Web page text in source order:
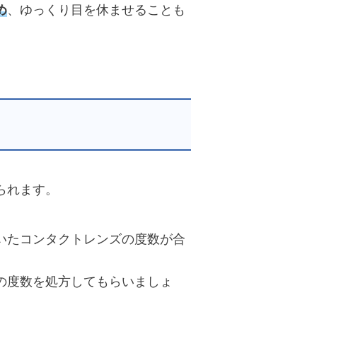
、ゆっくり目を休ませることも
ます。
たコンタクトレンズの度数が合
数を処方してもらいましょ